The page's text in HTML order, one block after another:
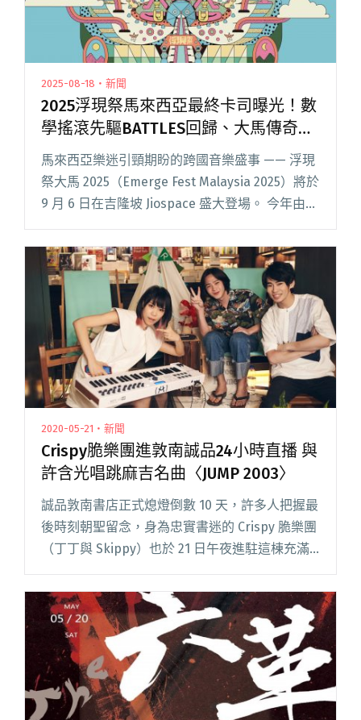
2025-08-18・新聞
2025浮現祭馬來西亞最終卡司曝光！數
學搖滾先驅BATTLES回歸、大馬傳奇獨
立樂團浪氓復出
馬來西亞樂迷引頸期盼的跨國音樂盛事 —— 浮現
祭大馬 2025（Emerge Fest Malaysia 2025）將於
9 月 6 日在吉隆坡 Jiospace 盛大登場。 今年由台
（閱讀全文 "2025浮現祭馬來西亞最終卡司曝
光！數學搖滾先驅BATTLES回歸、大馬傳奇獨立
樂團浪氓復出"
2020-05-21・新聞
Crispy脆樂團進敦南誠品24小時直播 與
許含光唱跳麻吉名曲〈JUMP 2003〉
誠品敦南書店正式熄燈倒數 10 天，許多人把握最
後時刻朝聖留念，身為忠實書迷的 Crispy 脆樂團
（丁丁與 Skippy）也於 21 日午夜進駐這棟充滿
意義的建築空間，邀請了 9 組星友展開 24 小時馬
拉松不眠直播。 脆樂團的探班星友包閱讀全文
"Crispy脆樂團進敦南誠品24小時直播 與許含光唱
跳麻吉名曲〈JUMP 2003〉"